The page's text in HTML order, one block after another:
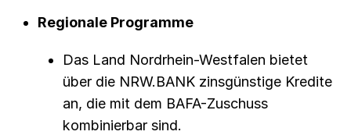
Regionale Programme
Das Land Nordrhein-Westfalen bietet
über die NRW.BANK zinsgünstige Kredite
an, die mit dem BAFA-Zuschuss
kombinierbar sind.